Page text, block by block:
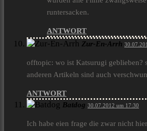
runtersacken.
ANTWORT
Zur-En-Arrh
offtopic: wo ist Katsurugi geblieben?
anderen Artikeln sind auch
ANTWORT
Batdog 30.07.2012 um 17:30
Ich habe eien frage die zwar nicht